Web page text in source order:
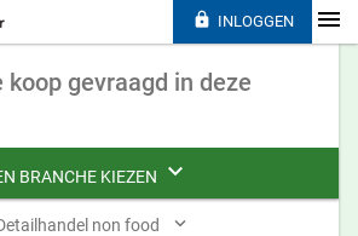
gevraagd in deze
BRANCHE KIEZEN 
non food 
 INLOGGEN